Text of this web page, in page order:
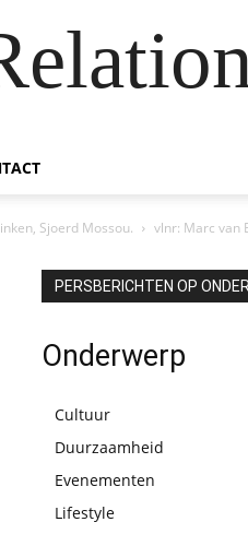
Sjoerd Mossou.
vlnr: Marc van
PERSBERICHTEN OP
Onderwerp
Cultuur
Duurzaamheid
Evenementen
Lifestyle